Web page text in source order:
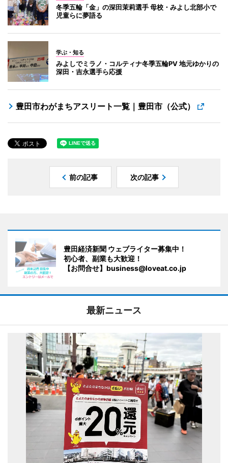
冬季五輪「金」の深田茉莉選手 母校・みよし北部小で
児童らに夢語る
学ぶ・知る
みよしでミラノ・コルティナ冬季五輪PV 地元ゆかりの
深田・吉永選手ら応援
豊田市わがまちアスリート一覧｜豊田市（公式）
前の記事 次の記事
豊田経済新聞 ウェブライター募集中！
初心者、副業も大歓迎！
【お問合せ】business@loveat.co.jp
最新ニュース